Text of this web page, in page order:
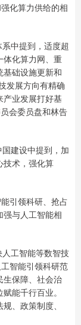
化算力供给的相
系中提到，适度超
体化算力网、重
基础设施更新和
发展方向有精确
产业发展打好基
会委员盘和林告
建设中提到，加
技术，强化算
引领科研、抢占
强与人工智能相
工智能等数智技
智能引领科研范
生保障、社会治
能千行百业。
、政策制度、